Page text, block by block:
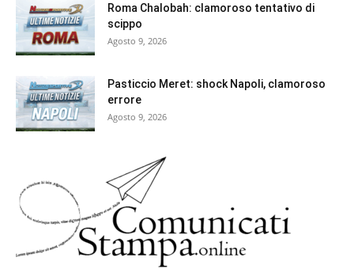
Roma Chalobah: clamoroso tentativo di
scippo
Agosto 9, 2026
Pasticcio Meret: shock Napoli, clamoroso
errore
Agosto 9, 2026